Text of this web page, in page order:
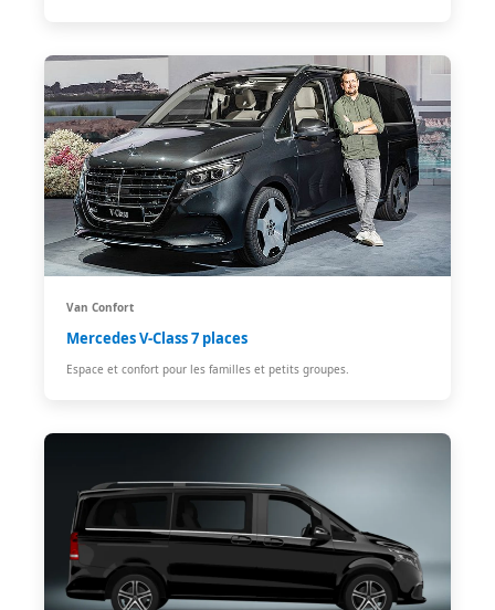
Van Confort
Mercedes V-Class 7 places
Espace et confort pour les familles et petits groupes.